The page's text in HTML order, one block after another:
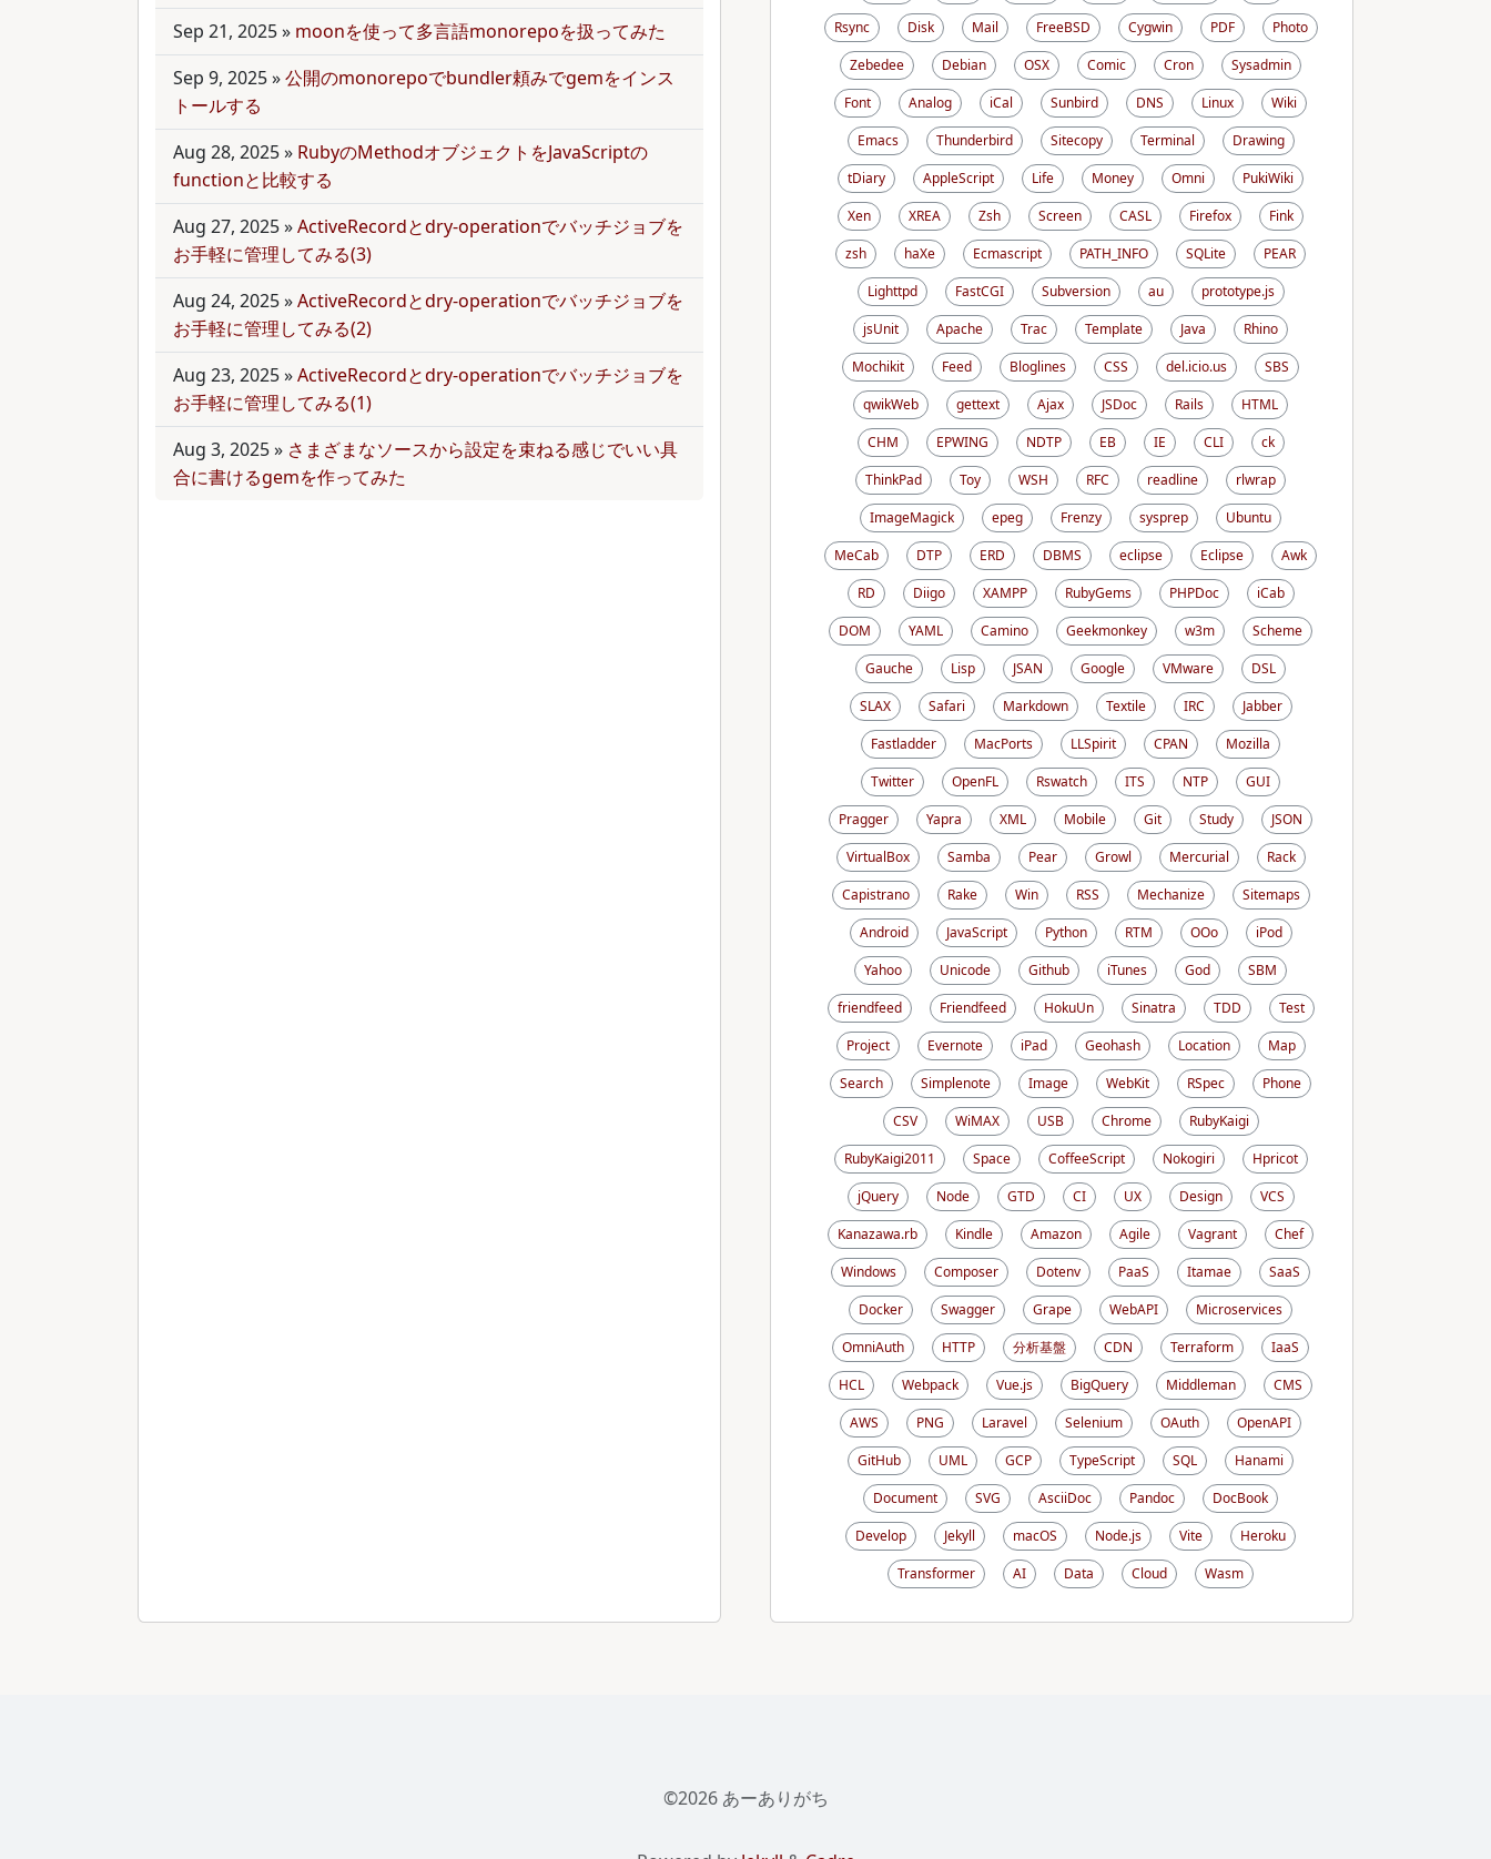
Sep 21, 2025» moonを使って多言語monorepoを扱ってみた
Sep 9, 2025»公開のmonorepoでbundler頼みでgemをインス
トールする
Aug 28, 2025» RubyのMethodオブジェクトをJavaScriptの
functionと比較する
Aug 27, 2025»ActiveRecordとdry-operationでバッチジョブを
お手軽に管理してみる(3)
Aug 24, 2025»ActiveRecordとdry-operationでバッチジョブを
お手軽に管理してみる(2)
Aug 23, 2025»ActiveRecordとdry-operationでバッチジョブを
お手軽に管理してみる(1)
Aug 3, 2025» さまざまなソースから設定を束ねる感じでいい具
合に書けるgemを作ってみた
Rsync
Disk Mail FreeBSD Cygwin PDF
Photo
Zebedee
Debian OSX Comic Cron
Sysadmin
Font
Analog iCal Sunbird DNS Linux
Wiki
Emacs
Thunderbird Sitecopy Terminal
Drawing
tDiary
AppleScript Life Money Omni
PukiWiki
Xen
XREA Zsh Screen CASL Firefox
Fink
zsh
haXe Ecmascript PATH_INFO SQLite
PEAR
Lighttpd
FastCGI Subversion au
prototype.js
jsUnit
Apache Trac Template Java
Rhino
Mochikit
Feed Bloglines CSS del.icio.us
SBS
qwikWeb
gettext Ajax JSDoc Rails
HTML
CHM
EPWING NDTP EB IE CLI
ck
ThinkPad
Toy WSH RFC readline
rlwrap
ImageMagick
epeg Frenzy sysprep
Ubuntu
MeCab
DTP ERD DBMS eclipse Eclipse
Awk
RD
Diigo XAMPP RubyGems PHPDoc
iCab
DOM
YAML Camino Geekmonkey w3m
Scheme
Gauche
Lisp JSAN Google VMware
DSL
SLAX
Safari Markdown Textile IRC
Jabber
Fastladder
MacPorts LLSpirit CPAN
Mozilla
Twitter
OpenFL Rswatch ITS NTP
GUI
Pragger
Yapra XML Mobile Git Study
JSON
VirtualBox
Samba Pear Growl Mercurial
Rack
Capistrano
Rake Win RSS Mechanize
Sitemaps
Android
JavaScript Python RTM OOo
iPod
Yahoo
Unicode Github iTunes God
SBM
friendfeed
Friendfeed HokuUn Sinatra TDD
Test
Project
Evernote iPad Geohash Location
Map
Search
Simplenote Image WebKit RSpec
Phone
CSV
WiMAX USB Chrome
RubyKaigi
RubyKaigi2011
Space CoffeeScript Nokogiri
Hpricot
jQuery
Node GTD CI UX Design
VCS
Kanazawa.rb
Kindle Amazon Agile Vagrant
Chef
Windows
Composer Dotenv PaaS Itamae
SaaS
Docker
Swagger Grape WebAPI
Microservices
OmniAuth
HTTP 分析基盤 CDN Terraform
IaaS
HCL
Webpack Vue.js BigQuery Middleman
CMS
AWS
PNG Laravel Selenium OAuth
OpenAPI
GitHub
UML GCP TypeScript SQL
Hanami
Document
SVG AsciiDoc Pandoc
DocBook
Develop
Jekyll macOS Node.js Vite
Heroku
Transformer
AI Data Cloud Wasm
©2026 あーありがち